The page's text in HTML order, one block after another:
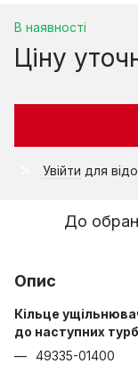
В наявності
Ціну
Увійти для
До
Опис
Кільце
до наступних
49335-01400